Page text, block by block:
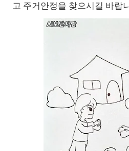
고 주거안정을 찾으시길 바랍